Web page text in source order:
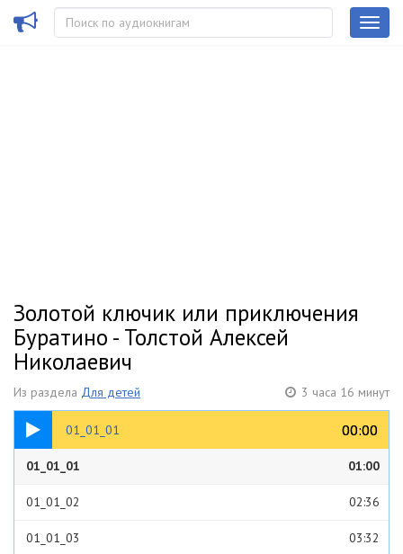
Золотой ключик или приключения
Буратино - Толстой Алексей
Николаевич
Из раздела Для детей 3 часа 16 минут
01_01_01 00:00
00:00
01:00
01_01_01 01:00
01_01_02 02:36
01_01_03 03:32